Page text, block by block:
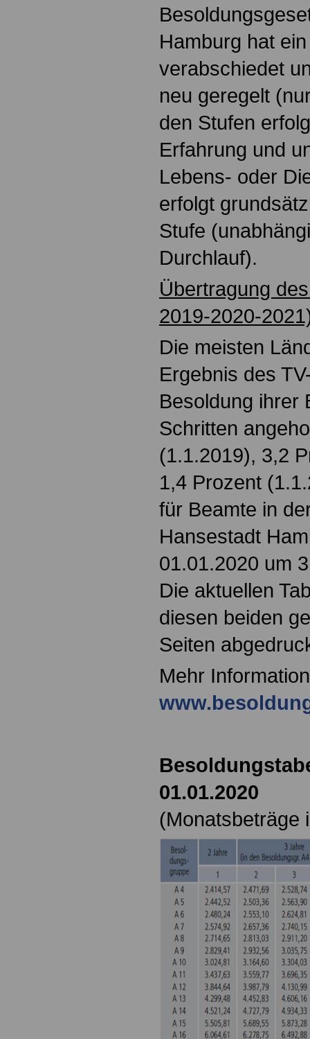
Hamburg hat
verabschiedet
neu geregelt
den Stufen
Erfahrung und
Lebens- oder
erfolgt
Stufe
Durchlauf).
Übertragung
2019-2020-
Die meisten
Ergebnis des
Besoldung ihrer
Schritten
(1.1.2019), 3,2
1,4 Prozent
für Beamte in
Hansestadt
01.01.2020 um
Die aktuellen
diesen beiden
Seiten
Mehr
01.01.2020
(Monatsbeträge